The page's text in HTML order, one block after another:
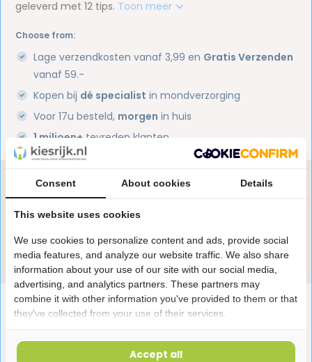
geleverd met 12 tips. Toon meer
Choose from:
Lage verzendkosten vanaf 3,99 en Gratis Verzenden
vanaf 59.-
Kopen bij dé specialist in mondverzorging
Voor 17u besteld, morgen in huis
1 miljoen+ tevreden klanten
Productomschrijving
Reviews
Heb je een vraag over dit product?
in de chat of stuur een e-mail.
Stuur e-mail
Consent About cookies Details
This website uses cookies
We use cookies to personalize content and ads, provide social
media features, and analyze our website traffic. We also share
information about your use of our site with our social media,
advertising, and analytics partners. These partners may
combine it with other information you've provided to them or that
they've collected from your use of their services.
Accept all